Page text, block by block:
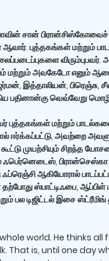
சான்
ஆவார். புத்தகங்கள் மற்றும்
விரும்புபவர்.
மற்றும் அவகேடோ எனும்
இத்தாலியன், பிரெஞ்சு,
பதினான்கு வெவ்வேறு
புத்தகங்கள் மற்றும்
ஈர்க்கப்பட்டு, அவற்றை
முயற்சியும் சிறந்த
ஃபெர்னெடைஸ்,
ஃப்ரெஞ்சி ஆகியோரால்
ஸ்பாட்டிஃபை, ஆப்பிள்
பல டிஜிட்டல் இசை
world. He thinks all
That is, until one day